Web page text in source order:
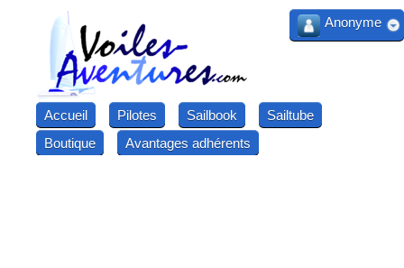
Accueil Pilotes Sailbook
Sailtube
Boutique
Avantages adhérents
Anonyme